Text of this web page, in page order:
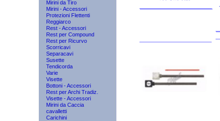
Mirini da Tiro
Mirini - Accessori
Protezioni Flettenti
Reggiarco
Rest - Accessori
Rest per Compound
Rest per Ricurvo
Scorricavi
Separacavi
Susette
Tendicorda
Varie
Visette
Bottoni - Accessori
Rest per Archi Tradiz.
Visette - Accessori
Mirini da Caccia
cavalletti
Carichini